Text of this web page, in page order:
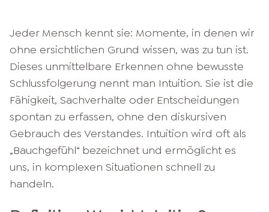
Jeder Mensch kennt sie: Momente, in denen wir
ohne ersichtlichen Grund wissen, was zu tun ist.
Dieses unmittelbare Erkennen ohne bewusste
Schlussfolgerung nennt man Intuition. Sie ist die
Fähigkeit, Sachverhalte oder Entscheidungen
spontan zu erfassen, ohne den diskursiven
Gebrauch des Verstandes. Intuition wird oft als
„Bauchgefühl“ bezeichnet und ermöglicht es
uns, in komplexen Situationen schnell zu
handeln.